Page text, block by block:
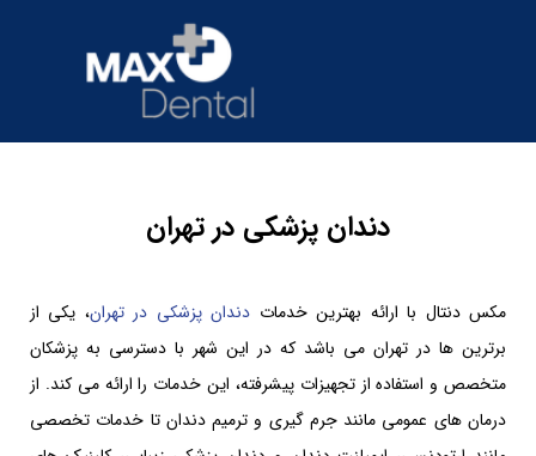
دندان پزشکی در تهران
مکس دنتال با ارائه بهترین خدمات دندان پزشکی در تهران، یکی از
برترین ها در تهران می باشد که در این شهر با دسترسی به پزشکان
متخصص و استفاده از تجهیزات پیشرفته، این خدمات را ارائه می کند. از
درمان های عمومی مانند جرم گیری و ترمیم دندان تا خدمات تخصصی